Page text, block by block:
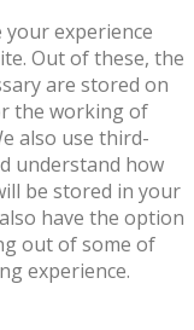
experience
Out of these, the
are stored on
the working of
also use third-
understand how
be stored in your
have the option
out of some of
experience.